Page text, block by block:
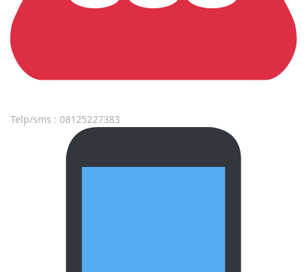
Telp/sms : 08125227383